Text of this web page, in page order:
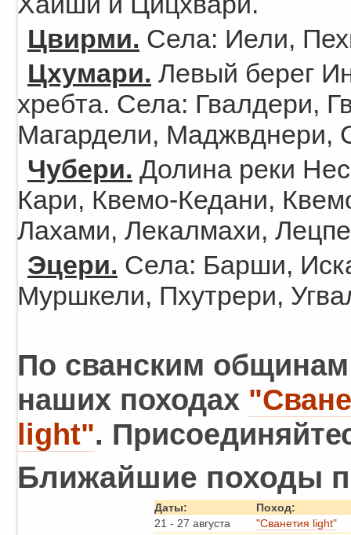
Цвирми. Села: Иели,
Цхумари. Левый берег
хребта. Села: Гвалдери,
Магардели, Маджвднери,
Чубери. Долина реки
Кари, Квемо-Кедани,
Лахами, Лекалмахи,
Эцери. Села: Барши,
Муршкели, Пхутрери,
По сванским
наших походах
light".
Ближайшие походы
Даты:
Поход:
21 - 27 августа
"Сванетия light"